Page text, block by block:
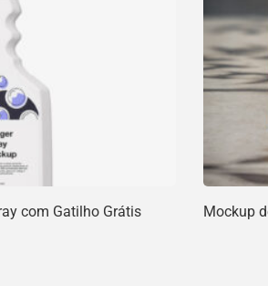
com Gatilho Grátis Mockup